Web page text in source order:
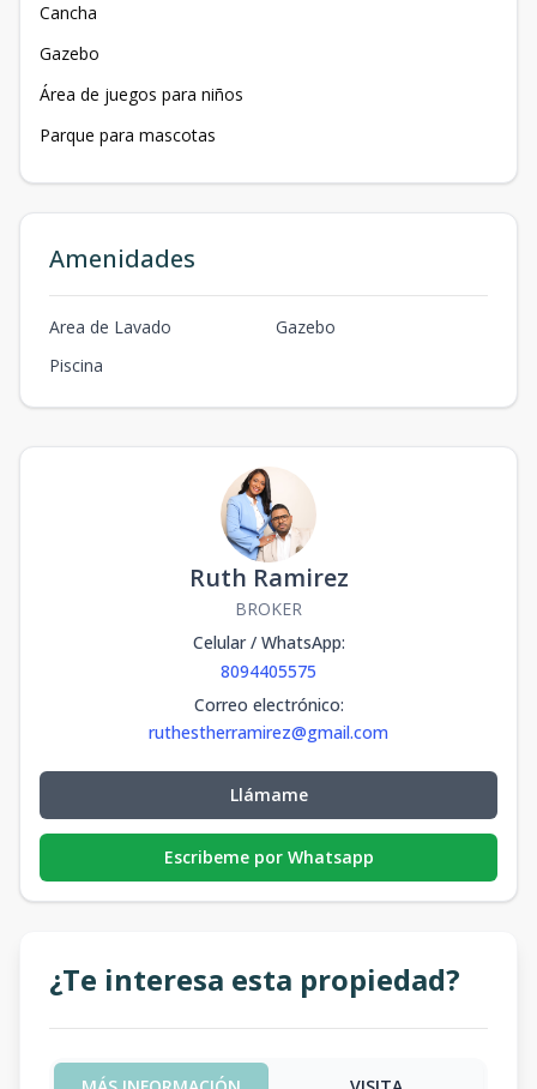
Cancha
Gazebo
Área de juegos para niños
Parque para mascotas
Amenidades
Area de Lavado
Gazebo
Piscina
Ruth Ramirez
BROKER
Celular / WhatsApp:
8094405575
Correo electrónico:
ruthestherramirez@gmail.com
Llámame
Escribeme por Whatsapp
¿Te interesa esta propiedad?